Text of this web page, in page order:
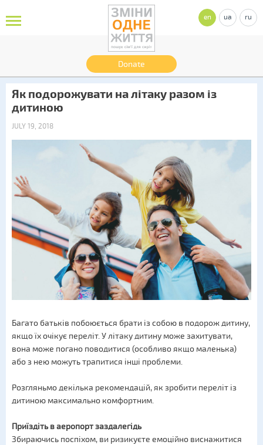
Donate
en ua ru
Як подорожувати на літаку разом із
дитиною
JULY 19, 2018
Багато батьків побоюється брати із собою в подорож дитину,
якщо їх очікує переліт. У літаку дитину може захитувати,
вона може погано поводитися (особливо якщо маленька)
або з нею можуть трапитися інші проблеми.
Розгляньмо декілька рекомендацій, як зробити переліт із
дитиною максимально комфортним.
Приїздіть в аеропорт заздалегідь
Збираючись поспіхом, ви ризикуєте емоційно виснажитися